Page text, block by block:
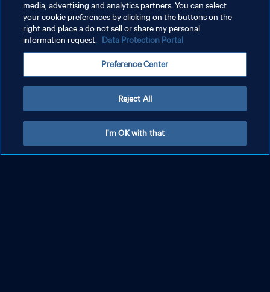
Brésil - Maroc | Groupe C | Coupe du Monde
U-20 de la FIFA, Chili 2025™ | Temps forts
media, advertising and analytics partners. You can select
your cookie preferences by clicking on the buttons on the
right and place a do not sell or share my personal
information request. Data Protection Portal
Preference Center
Reject All
I'm OK with that